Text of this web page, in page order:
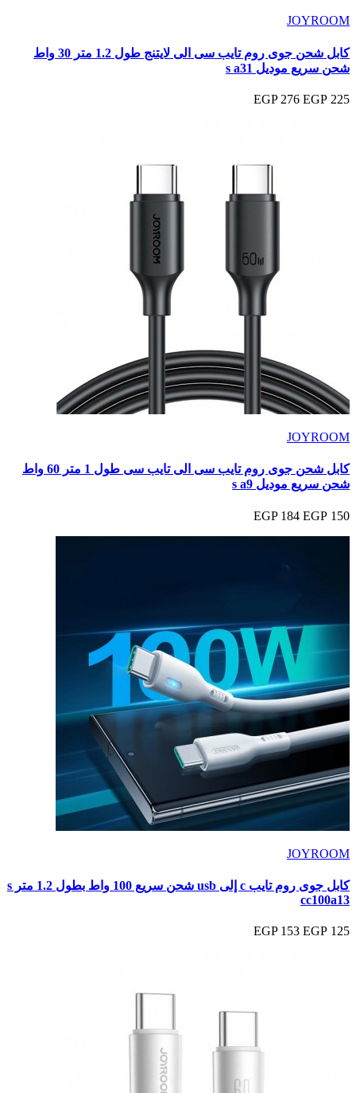
JOYROOM
كابل شحن جوى روم تايب سى الى لايتنج طول 1.2 متر 30 واط
شحن سريع موديل s a31
225 EGP
276 EGP
JOYROOM
كابل شحن جوى روم تايب سى الى تايب سى طول 1 متر 60 واط
شحن سريع موديل s a9
150 EGP
184 EGP
JOYROOM
كابل جوى روم تايب c إلى usb شحن سريع 100 واط بطول 1.2 متر s
cc100a13
125 EGP
153 EGP